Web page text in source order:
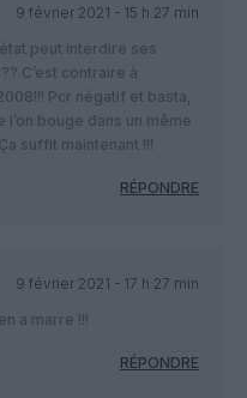
9 février 2021 - 15 h 27 min
peut interdire ses
C’est contraire à
Pcr négatif et basta,
bouge dans un même
suffit maintenant !!!
RÉPONDRE
9 février 2021 - 17 h 27 min
a marre !!!
RÉPONDRE